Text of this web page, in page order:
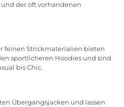
der oft vorhandenen
feinen Strickmaterialien bieten
sportlicheren Hoodies und sind
bis Chic.
Übergangsjacken und lassen